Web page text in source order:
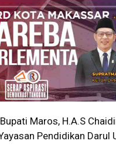
Maros, H.A.S
Pendidikan Darul